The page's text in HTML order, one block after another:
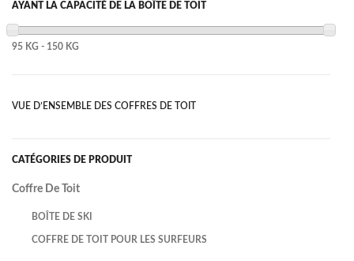
AYANT LA CAPACITÉ DE LA BOÎTE DE TOIT
95 KG - 150 KG
VUE D’ENSEMBLE DES COFFRES DE TOIT
CATÉGORIES DE PRODUIT
Coffre De Toit
BOÎTE DE SKI
COFFRE DE TOIT POUR LES SURFEURS